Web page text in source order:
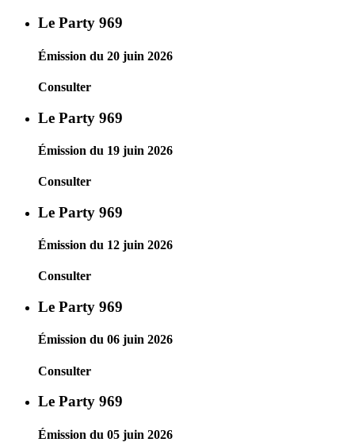
Le Party 969
Émission du 20 juin 2026
Consulter
Le Party 969
Émission du 19 juin 2026
Consulter
Le Party 969
Émission du 12 juin 2026
Consulter
Le Party 969
Émission du 06 juin 2026
Consulter
Le Party 969
Émission du 05 juin 2026